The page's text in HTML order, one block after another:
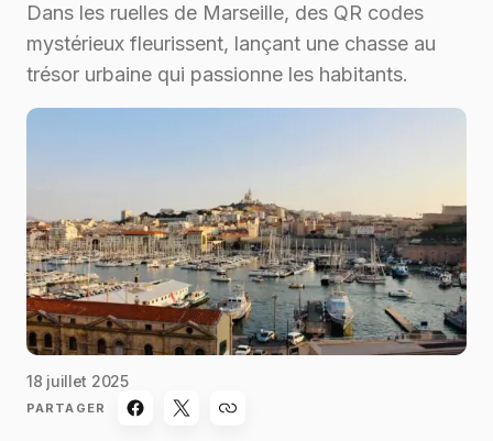
Dans les ruelles de Marseille, des QR codes
mystérieux fleurissent, lançant une chasse au
trésor urbaine qui passionne les habitants.
18 juillet 2025
PARTAGER